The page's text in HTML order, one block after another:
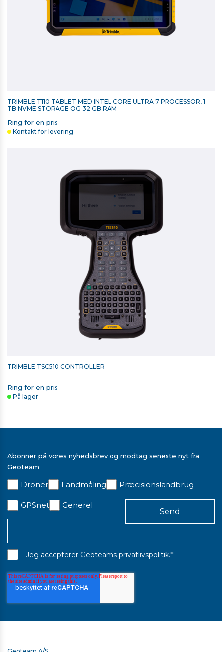
TRIMBLE T110 TABLET MED INTEL CORE ULTRA 7 PROCESSOR, 1
TB NVME STORAGE OG 32 GB RAM
Ring for en pris
Kontakt for levering
TRIMBLE TSC510 CONTROLLER
Ring for en pris
På lager
Abonner på vores nyhedsbrev og modtag seneste nyt fra
Geoteam
Droner Landmåling Præcisionslandbrug
GPSnet Generel
Jeg accepterer Geoteams privatlivspolitik.*